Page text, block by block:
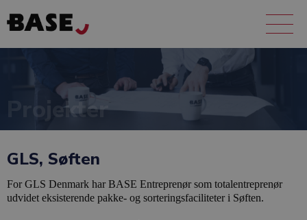
Projekter
GLS, Søften
For GLS Denmark har BASE Entreprenør som totalentreprenør
udvidet eksisterende pakke- og sorteringsfaciliteter i Søften.